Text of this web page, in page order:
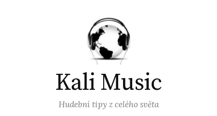
Kali Music
Hudební tipy z celého světa